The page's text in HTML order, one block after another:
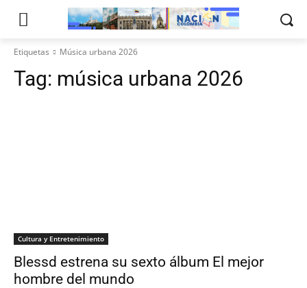
Etiquetas Música urbana 2026
Tag: música urbana 2026
Cultura y Entretenimiento
Blessd estrena su sexto álbum El mejor
hombre del mundo